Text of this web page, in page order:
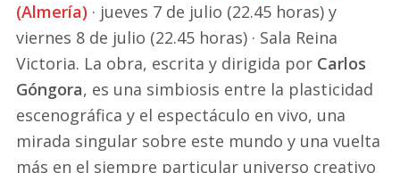
(Almería) · jueves 7 de julio (22.45 horas) y
viernes 8 de julio (22.45 horas) · Sala Reina
Victoria. La obra, escrita y dirigida por Carlos
Góngora, es una simbiosis entre la plasticidad
escenográfica y el espectáculo en vivo, una
mirada singular sobre este mundo y una vuelta
más en el siempre particular universo creativo